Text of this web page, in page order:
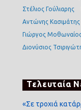
Στέλιος Γούλιαρης
Αντώνης Κασιμάτης
Γιώργος
Διονύσιος
Τελευταία
«Σε τροχιά